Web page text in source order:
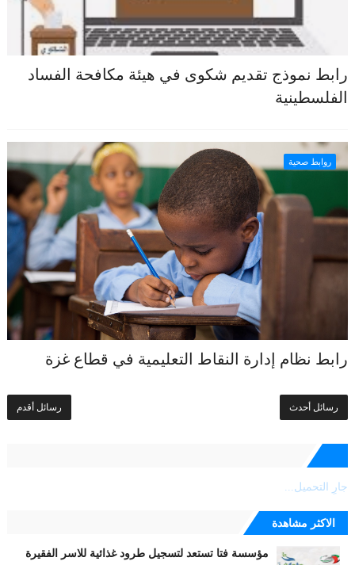
رابط نموذج تقديم شكوى في هيئة مكافحة الفساد
الفلسطينية
روابط صحية
رابط نظام إدارة النقاط التعليمية في قطاع غزة
رسائل أحدث رسائل أقدم
جارٍ التحميل...
الاكثر مشاهدة
مؤسسة فتا تستعد لتسجيل طرود غذائية للاسر الفقيرة